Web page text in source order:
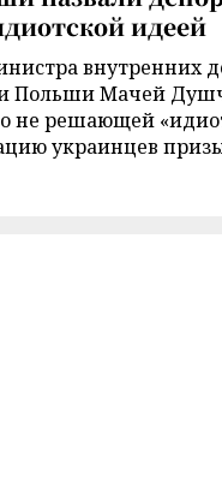
идеей
внутренних
Польши Мачей
не решающей
украинцев